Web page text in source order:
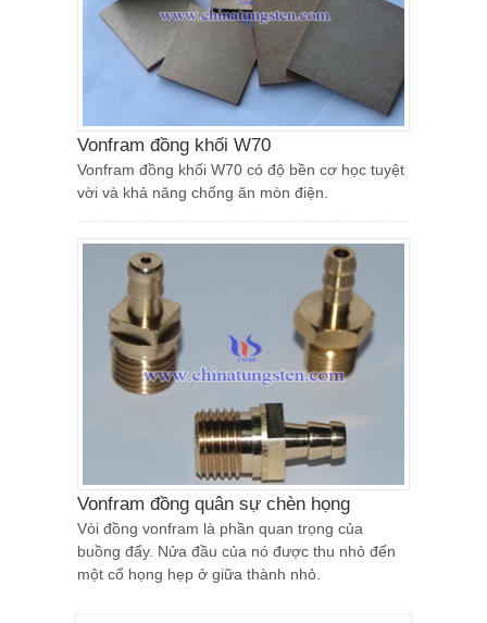
Vonfram đồng khối W70
Vonfram đồng khối W70 có độ bền cơ học tuyệt
vời và khả năng chống ăn mòn điện.
Vonfram đồng quân sự chèn họng
Vòi đồng vonfram là phần quan trọng của
buồng đẩy. Nửa đầu của nó được thu nhỏ đến
một cổ họng hẹp ở giữa thành nhỏ.